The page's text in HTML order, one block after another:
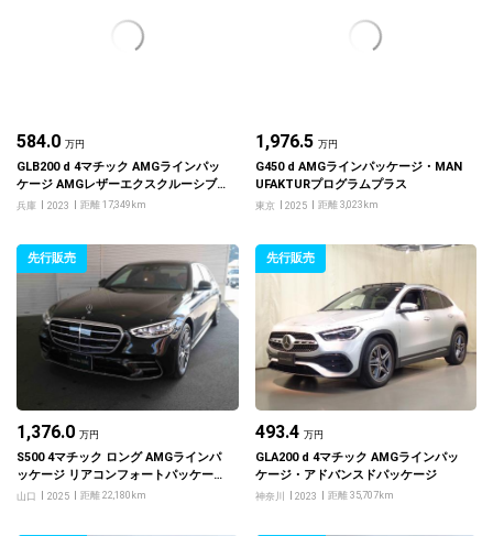
584.0 万円
GLB200 d 4マチック AMGラインパッ
ケージ AMGレザーエクスクルーシブ
パッケージ アドバンスドパッケージ
兵庫 2023 距離 17,349km
1,976.5 万円
G450 d AMGラインパッケージ・MAN
UFAKTURプログラムプラス
東京 2025 距離 3,023km
先行販売
1,376.0 万円
S500 4マチック ロング AMGラインパ
ッケージ リアコンフォートパッケージ
ドライバースパッケージ MBUXリアエ
山口 2025 距離 22,180km
先行販売
493.4 万円
GLA200 d 4マチック AMGラインパッ
ケージ・アドバンスドパッケージ
神奈川 2023 距離 35,707km